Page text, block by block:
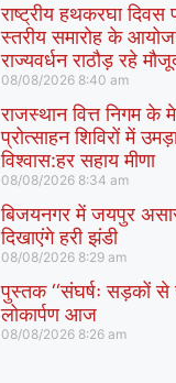
राष्ट्रीय हथकरघा
स्तरीय समारोह के
राज्यवर्धन राठौड़ रहे
08/08/2026 8:40 am
राजस्थान वित्त निगम के
प्रोत्साहन शिविरों में
विश्वास:हर सहाय मीणा
08/08/2026 8:34 am
बिजयनगर में जयपुर
दिखाएंगे हरी झंडी
08/08/2026 8:29 am
पुस्तक ‘‘संघर्षः सड़कों से
लोकार्पण आज
08/08/2026 8:26 am